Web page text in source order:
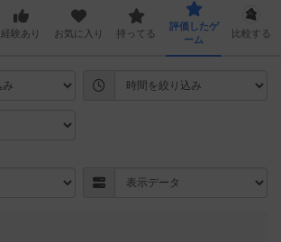
経験あり お気に入り 持ってる
評価したゲ
ーム
比較する